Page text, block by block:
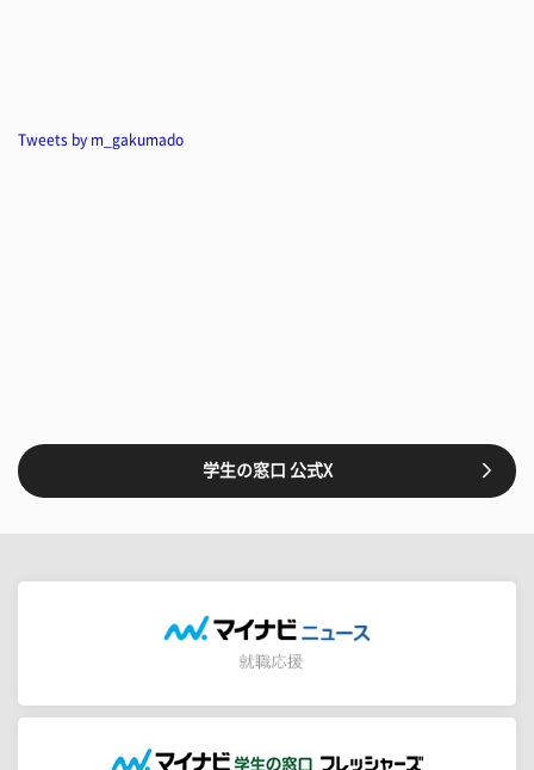
Tweets by m_gakumado
学生の窓口 公式X